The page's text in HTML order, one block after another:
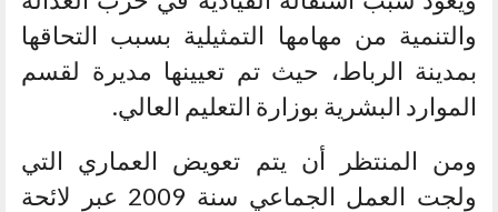
والتنمية من مهامها التمثيلية بسبب التحاقها
بمدينة الرباط، حيث تم تعيينها مديرة لقسم
الموارد البشرية بوزارة التعليم العالي.
ومن المنتظر أن يتم تعويض العماري التي
ولجت العمل الجماعي سنة 2009 عبر لائحة